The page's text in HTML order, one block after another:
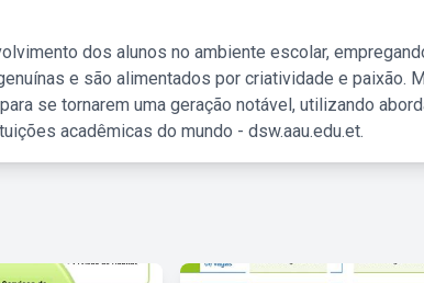
dos alunos no ambiente escolar,
e são alimentados por criatividade e paixão.
se tornarem uma geração notável, utilizando
acadêmicas do mundo - dsw.aau.edu.et.